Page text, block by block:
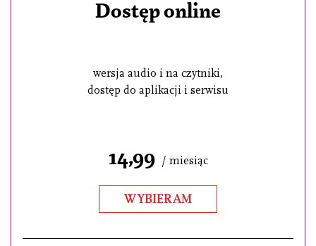
Dostęp online
wersja audio i na czytniki,
dostęp do aplikacji i serwisu
14,99 / miesiąc
WYBIERAM